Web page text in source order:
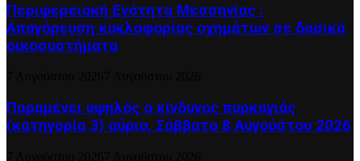
Περιφερειακή Ενότητα Μεσσηνίας :
Απαγόρευση κυκλοφορίας οχημάτων σε δασικά
οικοσυστήματα
Παραμένει υψηλός ο κίνδυνος πυρκαγιάς
(κατηγορία 3) αύριο, Σάββατο 8 Αυγούστου 2026